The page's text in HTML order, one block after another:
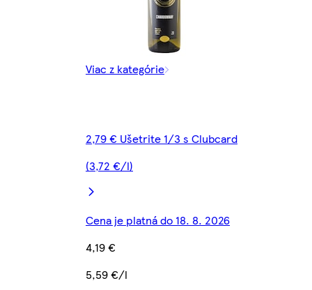
Viac z kategórie
2,79 € Ušetrite 1/3 s Clubcard
(3,72 €/l)
Cena je platná do 18. 8. 2026
4,19 €
5,59 €/l